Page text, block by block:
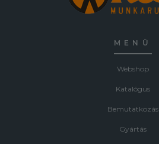
MENÜ
Webshop
Katalógus
Bemutatkozás
Gyártás